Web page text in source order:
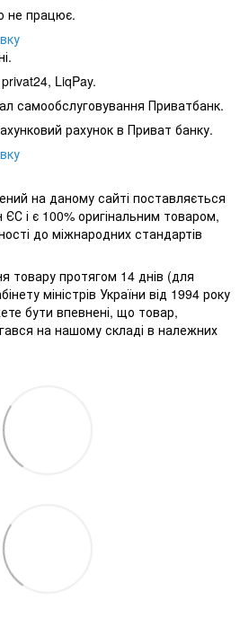
не працює.
LiqPay.
самообслуговування Приватбанк.
рахунок в Приват банку.
на даному сайті поставляється
і є 100% оригінальним товаром,
до міжнародних стандартів
товару протягом 14 днів (для
міністрів України від 1994 року
бути впевнені, що товар,
на нашому складі в належних